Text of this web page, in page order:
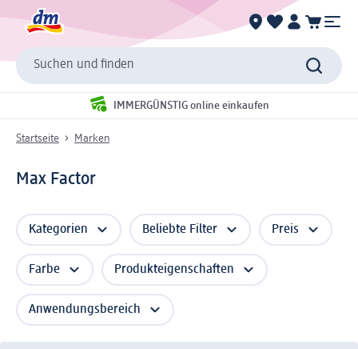
Suchen und finden
IMMERGÜNSTIG online einkaufen
Startseite Marken
Max Factor
Kategorien Beliebte Filter Preis
Farbe Produkteigenschaften
Anwendungsbereich